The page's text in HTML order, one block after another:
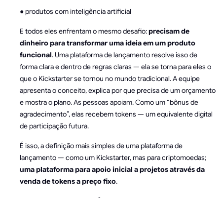
● produtos com inteligência artificial
E todos eles enfrentam o mesmo desafio:precisam de
dinheiro para transformar uma ideia em um produto
funcional. Uma plataforma de lançamento resolve isso de
forma clara e dentro de regras claras — ela se torna para eles o
que o Kickstarter se tornou no mundo tradicional. A equipe
apresenta o conceito, explica por que precisa de um orçamento
e mostra o plano. As pessoas apoiam. Como um “bônus de
agradecimento”, elas recebem tokens — um equivalente digital
de participação futura.
É isso, a definição mais simples de uma plataforma de
lançamento — como um Kickstarter, mas para criptomoedas;
uma plataforma para apoio inicial a projetos através da
venda de tokens a preço fixo.